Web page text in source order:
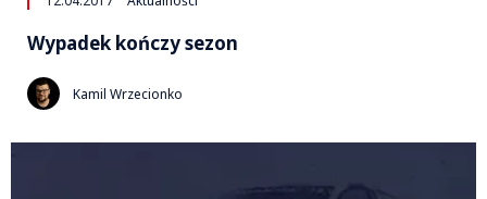
Wypadek kończy sezon
Kamil Wrzecionko